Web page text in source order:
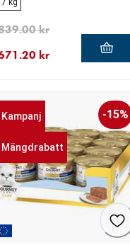
kr
kr
Kampanj
Mängdrabatt
-15%